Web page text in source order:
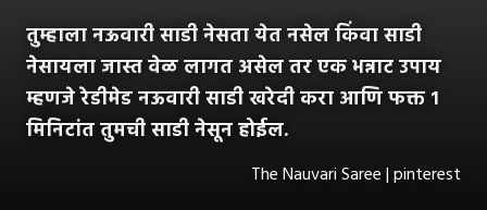
तुम्हाला नऊवारी साडी नेसता येत नसेल किंवा साडी
नेसायला जास्त वेळ लागत असेल तर एक भन्नाट उपाय
म्हणजे रेडीमेड नऊवारी साडी खरेदी करा आणि फक्त १
मिनिटांत तुमची साडी नेसून होईल.
The Nauvari Saree | pinterest